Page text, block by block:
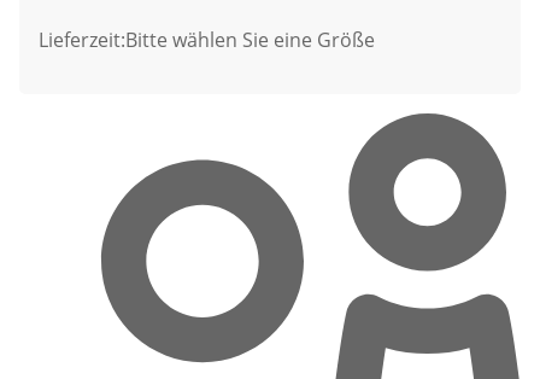
Lieferzeit:Bitte wählen Sie eine Größe